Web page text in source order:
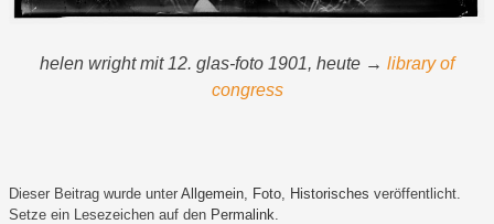
helen wright mit 12. glas-foto 1901, heute → library of
congress
Dieser Beitrag wurde unter Allgemein Foto Historisches veröffentlicht.
Setze ein Lesezeichen auf den Permalink